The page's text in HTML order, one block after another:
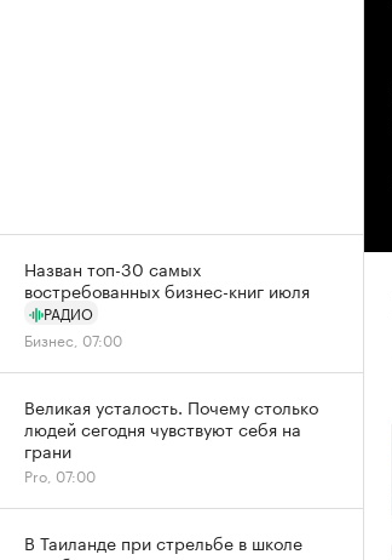
Назван топ-30 самых
востребованных бизнес-книг июля
РАДИО
Бизнес, 07:00
Великая усталость. Почему столько
людей сегодня чувствуют себя на
грани
Pro, 07:00
В Таиланде при стрельбе в школе